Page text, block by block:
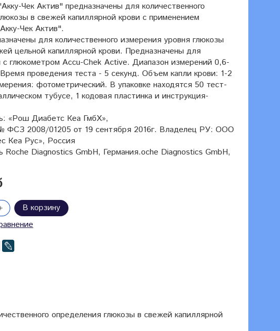
Чек Актив" предназначены для количественного
в свежей капиллярной крови с применением
Чек Актив".
для количественного измерения уровня глюкозы
цельной капиллярной крови. Предназначены для
с глюкометром Accu-Chek Active. Диапазон измерений 0,6-
проведения теста - 5 секунд. Объем капли крови: 1-2
фотометрический. В упаковке находятся 50 тест-
тубусе, 1 кодовая пластинка и инструкция-
«Рош Диабетс Кеа ГмбХ»,
ФСЗ 2008/01205 от 19 сентября 2016г. Владелец РУ: ООО
Кеа Рус», Россия
Roche Diagnostics GmbH, Германия.oche Diagnostics GmbH,
В корзину
определения глюкозы в свежей капиллярной